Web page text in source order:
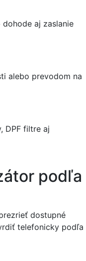
aj zaslanie
alebo prevodom na
DPF filtre aj
podľa
dostupné
telefonicky podľa